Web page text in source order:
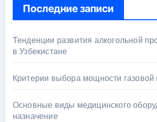
Последние записи
Тенденции развития алкогольной
в Узбекистане
Критерии выбора мощности газовой
Основные виды медицинского
назначение